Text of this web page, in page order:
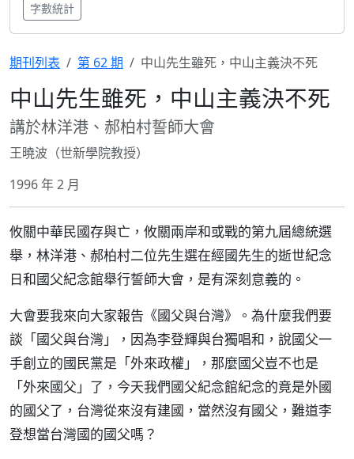
字數統計
期刊列表 第 62 期 中山先生雖死，中山主義決不死
中山先生雖死，中山主義決不死
講於林洋港、郝柏村誓師大會
王曉波（世新學院教授）
1996 年 2 月
攸關中華民國存與亡，攸關兩岸和或戰的第九屆總統選
舉，林洋港、郝柏村二位先生選在經國先生的逝世紀念
日和國父紀念館舉行誓師大會，是有深刻意義的。
大會要我來向大家報告《國父與台灣》。為什麼我們要
談「國父與台灣」，因為李登輝與台獨唱和，說國父一
手創立的國民黨是「外來政權」，那麼國父豈不也是
「外來國父」了，今天我們國父紀念館紀念的竟是外國
的國父了，台灣從來沒有建國，當然沒有國父，難道李
登想當台灣國的國父嗎？